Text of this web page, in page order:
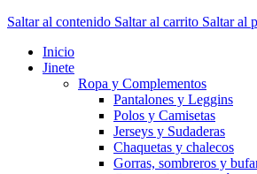
Saltar al contenido Saltar al carrito Saltar al
Inicio
Jinete
Ropa y Complementos
Pantalones y Leggins
Polos y Camisetas
Jerseys y Sudaderas
Chaquetas y chalecos
Gorras, sombreros y